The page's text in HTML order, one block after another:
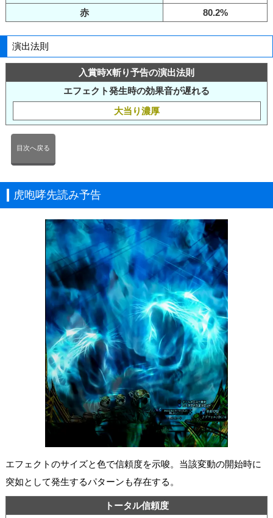
赤
80.2%
演出法則
入賞時X斬り予告の演出法則
エフェクト発生時の効果音が遅れる
大当り濃厚
目次へ戻る
虎咆哮先読み予告
エフェクトのサイズと色で信頼度を示唆。当該変動の開始時に
突如として発生するパターンも存在する。
トータル信頼度